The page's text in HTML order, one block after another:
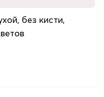
без кисти,